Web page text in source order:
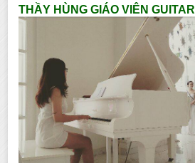
THẦY HÙNG GIÁO VIÊN GUITAR